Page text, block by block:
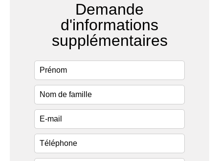
Demande
d'informations
supplémentaires